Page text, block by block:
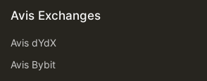
Avis Exchanges
Avis dYdX
Avis Bybit